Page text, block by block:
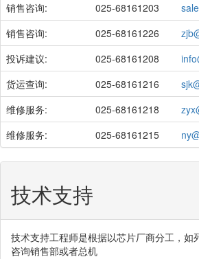
销售咨询:
025-68161203
销售咨询:
025-68161226
投诉建议:
025-68161208
货运查询:
025-68161216
维修服务:
025-68161218
维修服务:
025-68161215
技术支持
技术支持工程师是根据以芯片厂商分工，如
咨询销售部或者总机